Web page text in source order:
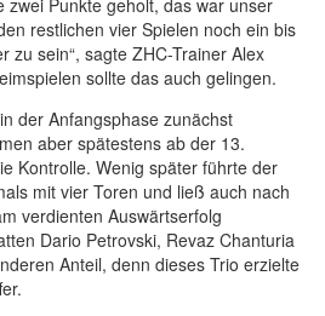
zwei Punkte geholt, das war unser
restlichen vier Spielen noch ein bis
zu sein“, sagte ZHC-Trainer Alex
sollte das auch gelingen.
der Anfangsphase zunächst
aber spätestens ab der 13.
Kontrolle. Wenig später führte der
mit vier Toren und ließ auch nach
verdienten Auswärtserfolg
Dario Petrovski, Revaz Chanturia
Anteil, denn dieses Trio erzielte